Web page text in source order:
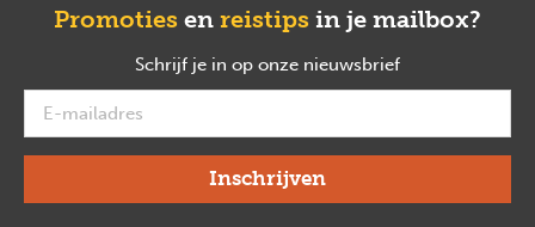
Promoties en reistips in je mailbox?
Schrijf je in op onze nieuwsbrief